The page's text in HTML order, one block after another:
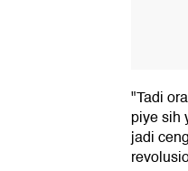
"Tadi
piye sih
jadi